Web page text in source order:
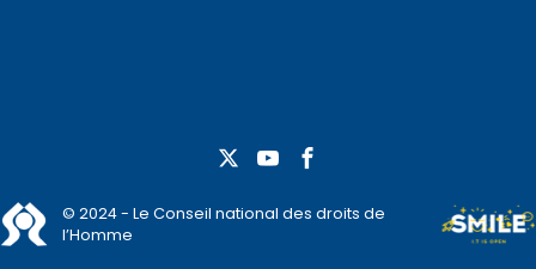
© 2024 - Le Conseil national des droits de
l’Homme